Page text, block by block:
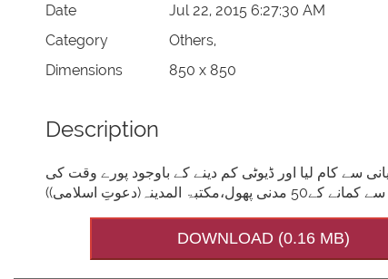
Date
Jul 22, 2015 6:27:30 AM
Category
Others,
Dimensions
850 x 850
Description
سے کام لیا اور ڈیوٹی کم دینے کے باوجود پورے وقت کی
اسلامی))
DOWNLOAD (0.16 MB)